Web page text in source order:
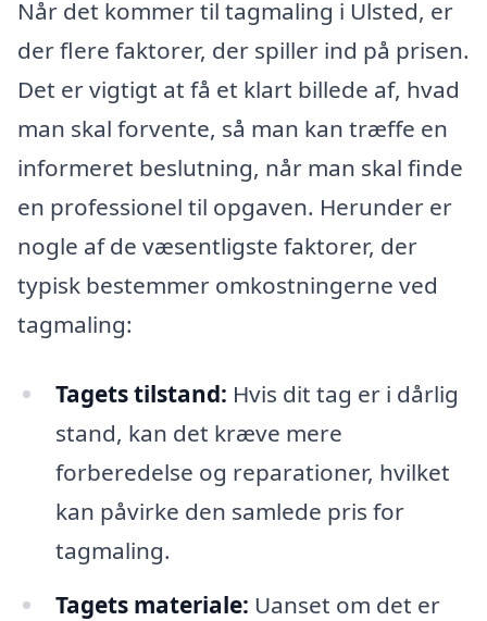
Når det kommer til tagmaling i Ulsted, er
der flere faktorer, der spiller ind på prisen.
Det er vigtigt at få et klart billede af, hvad
man skal forvente, så man kan træffe en
informeret beslutning, når man skal finde
en professionel til opgaven. Herunder er
nogle af de væsentligste faktorer, der
typisk bestemmer omkostningerne ved
tagmaling:
Tagets tilstand: Hvis dit tag er i dårlig
stand, kan det kræve mere
forberedelse og reparationer, hvilket
kan påvirke den samlede pris for
tagmaling.
Tagets materiale: Uanset om det er